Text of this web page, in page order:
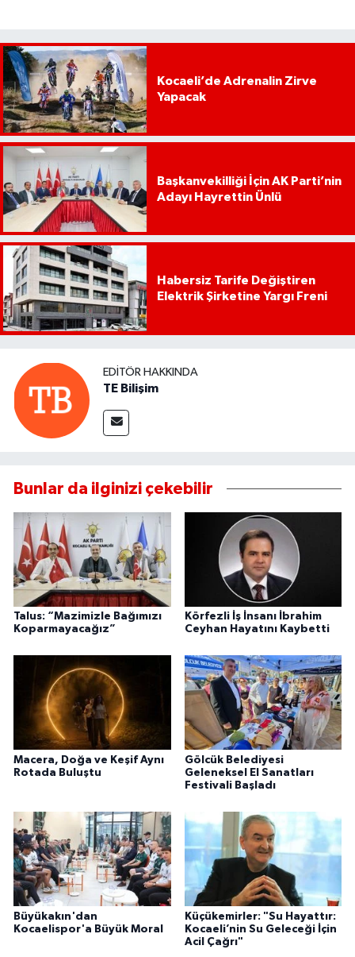
Kocaeli’de Adrenalin Zirve
Yapacak
Başkanvekilliği İçin AK Parti’nin
Adayı Hayrettin Ünlü
Habersiz Tarife Değiştiren
Elektrik Şirketine Yargı Freni
EDITÖR HAKKINDA
TE Bilişim
Bunlar da ilginizi çekebilir
Talus: “Mazimizle Bağımızı
Koparmayacağız”
Körfezli İş İnsanı İbrahim
Ceyhan Hayatını Kaybetti
Macera, Doğa ve Keşif Aynı
Rotada Buluştu
Gölcük Belediyesi
Geleneksel El Sanatları
Festivali Başladı
Büyükakın'dan
Kocaelispor'a Büyük Moral
Küçükemirler: "Su Hayattır:
Kocaeli’nin Su Geleceği İçin
Acil Çağrı"